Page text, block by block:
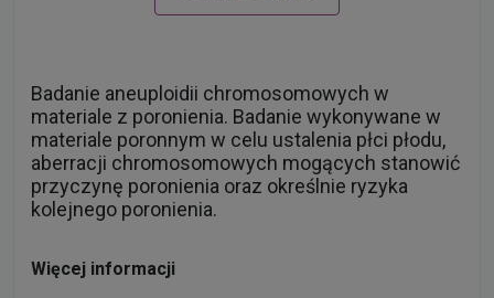
Badanie aneuploidii chromosomowych w
materiale z poronienia. Badanie wykonywane w
materiale poronnym w celu ustalenia płci płodu,
aberracji chromosomowych mogących stanowić
przyczynę poronienia oraz określnie ryzyka
kolejnego poronienia.
Więcej informacji